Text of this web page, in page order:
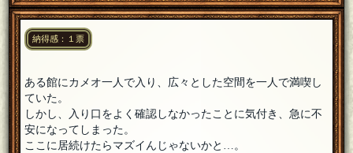
納得感：１票
ある館にカメオ一人で入り、広々とした空間を一人で満喫し
ていた。
しかし、入り口をよく確認しなかったことに気付き、急に不
安になってしまった。
ここに居続けたらマズイんじゃないかと…。